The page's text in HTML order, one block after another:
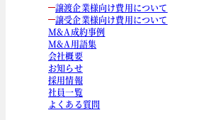
譲渡企業様向け費用について
譲受企業様向け費用について
M&A成約事例
M&A用語集
会社概要
お知らせ
採用情報
社員一覧
よくある質問